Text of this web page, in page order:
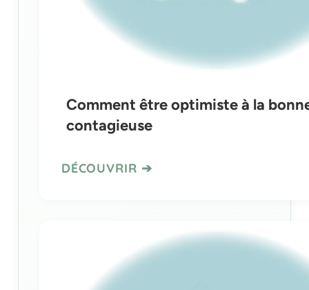
Comment être optimiste à la
contagieuse